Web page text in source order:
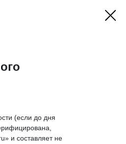
(если до дня
и составляет не